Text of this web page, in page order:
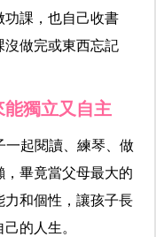
功課，也自己收書
沒做完或東西忘記
獨立又自主
一起閱讀、練琴、做
畢竟當父母最大的
和個性，讓孩子長
的人生。